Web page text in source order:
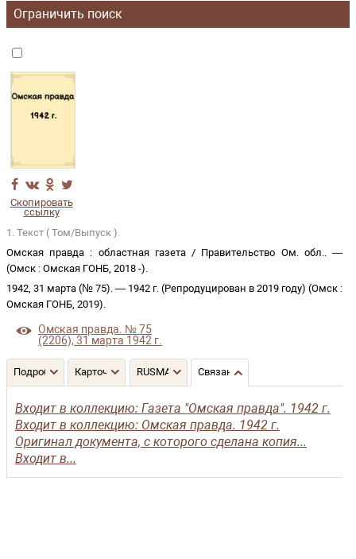
Ограничить поиск
Скопировать
ссылку
1. Текст ( Том/Выпуск ).
Омская правда : областная газета / Правительство Ом. обл.. —
(Омск : Омская ГОНБ, 2018 -).
1942, 31 марта (№ 75). — 1942 г. (Репродуцирован в 2019 году)(Омск :
Омская ГОНБ, 2019).
Омская правда. № 75
(2206), 31 марта 1942 г.
Подробнее Карточка RUSMARC Связанные записи
Входит в коллекцию: Газета "Омская правда". 1942 г.
Входит в коллекцию: Омская правда. 1942 г.
Оригинал документа, с которого сделана копия...
Входит в...